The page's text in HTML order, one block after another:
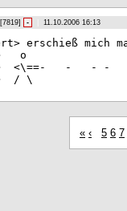
[7819] - 11.10.2006 16:13
erschieß mich
o
<\==- - - -
« ‹ 5 6 7